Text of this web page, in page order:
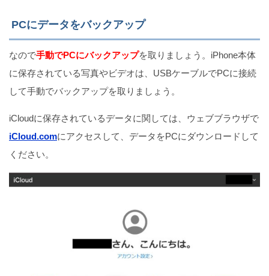
PCにデータをバックアップ
なので手動でPCにバックアップを取りましょう。iPhone本体
に保存されている写真やビデオは、USBケーブルでPCに接続
して手動でバックアップを取りましょう。
iCloudに保存されているデータに関しては、ウェブブラウザで
iCloud.comにアクセスして、データをPCにダウンロードして
ください。